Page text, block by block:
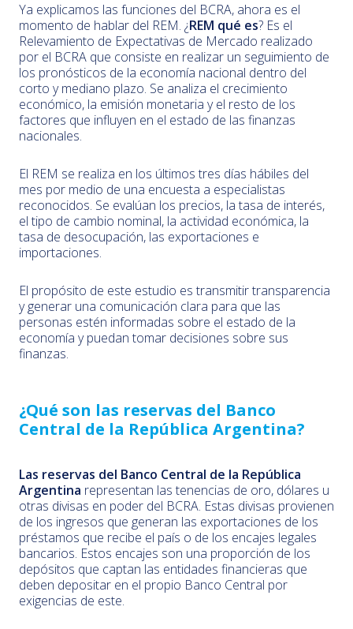
Ya explicamos las funciones del BCRA, ahora es el
momento de hablar del REM. ¿REM qué es? Es el
Relevamiento de Expectativas de Mercado realizado
por el BCRA que consiste en realizar un seguimiento de
los pronósticos de la economía nacional dentro del
corto y mediano plazo. Se analiza el crecimiento
económico, la emisión monetaria y el resto de los
factores que influyen en el estado de las finanzas
nacionales.
El REM se realiza en los últimos tres días hábiles del
mes por medio de una encuesta a especialistas
reconocidos. Se evalúan los precios, la tasa de interés,
el tipo de cambio nominal, la actividad económica, la
tasa de desocupación, las exportaciones e
importaciones.
El propósito de este estudio es transmitir transparencia
y generar una comunicación clara para que las
personas estén informadas sobre el estado de la
economía y puedan tomar decisiones sobre sus
finanzas.
¿Qué son las reservas del Banco
Central de la República Argentina?
Las reservas del Banco Central de la República
Argentina representan las tenencias de oro, dólares u
otras divisas en poder del BCRA. Estas divisas provienen
de los ingresos que generan las exportaciones de los
préstamos que recibe el país o de los encajes legales
bancarios. Estos encajes son una proporción de los
depósitos que captan las entidades financieras que
deben depositar en el propio Banco Central por
exigencias de este.